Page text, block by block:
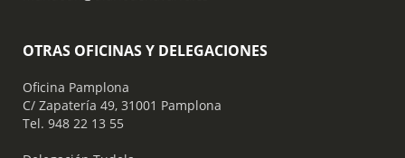
OTRAS OFICINAS Y DELEGACIONES
Oficina Pamplona
C/ Zapatería 49, 31001 Pamplona
Tel. 948 22 13 55